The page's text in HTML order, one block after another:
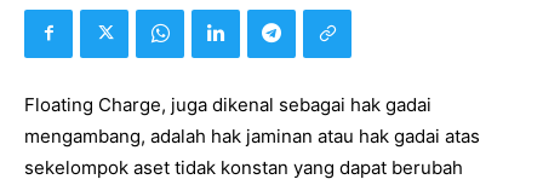
Floating Charge, juga dikenal sebagai hak gadai
mengambang, adalah hak jaminan atau hak gadai atas
sekelompok aset tidak konstan yang dapat berubah